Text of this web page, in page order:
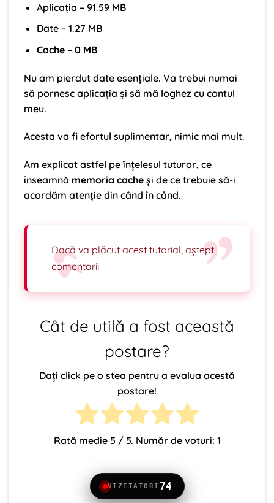
Aplicația – 91.59 MB
Date – 1.27 MB
Cache – 0 MB
Nu am pierdut date esențiale. Va trebui numai
să pornesc aplicația și să mă loghez cu contul
meu.
Acesta va fi efortul suplimentar, nimic mai mult.
Am explicat astfel pe înțelesul tuturor, ce
înseamnă memoria cache și de ce trebuie să-i
acordăm atenție din când în când.
Dacă va plăcut acest tutorial, aștept
comentarii!
Cât de utilă a fost această
postare?
Dați click pe o stea pentru a evalua acestă
postare!
Rată medie 5 / 5. Număr de voturi: 1
VIZITATORI 74